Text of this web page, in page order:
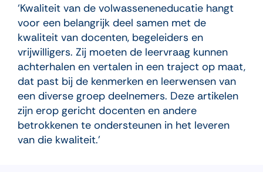
‘Kwaliteit van de volwasseneneducatie hangt
voor een belangrijk deel samen met de
kwaliteit van docenten, begeleiders en
vrijwilligers. Zij moeten de leervraag kunnen
achterhalen en vertalen in een traject op maat,
dat past bij de kenmerken en leerwensen van
een diverse groep deelnemers. Deze artikelen
zijn erop gericht docenten en andere
betrokkenen te ondersteunen in het leveren
van die kwaliteit.’